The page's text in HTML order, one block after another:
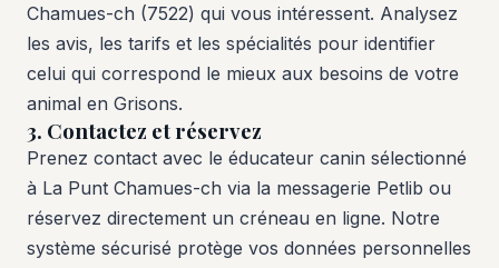
Chamues-ch (7522) qui vous intéressent. Analysez
les avis, les tarifs et les spécialités pour identifier
celui qui correspond le mieux aux besoins de votre
animal en Grisons.
3. Contactez et réservez
Prenez contact avec le éducateur canin sélectionné
à La Punt Chamues-ch via la messagerie Petlib ou
réservez directement un créneau en ligne. Notre
système sécurisé protège vos données personnelles